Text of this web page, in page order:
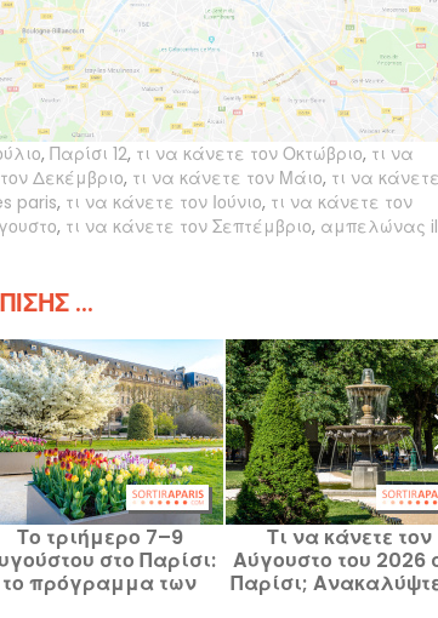
, Παρίσι 12, τι να κάνετε τον Οκτώβριο, τι να
Δεκέμβριο, τι να κάνετε τον Μάιο, τι να
paris, τι να κάνετε τον Ιούνιο, τι να κάνετε τον
, τι να κάνετε τον Σεπτέμβριο, αμπελώνας
...
Το τριήμερο 7–9
στο Παρίσι:
το πρόγραμμα των
Τι να κάνετε τον
Αύγουστο του 2026
Παρίσι;